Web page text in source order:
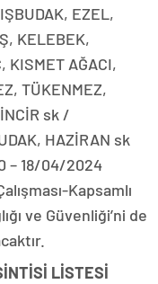
EZEL,
KELEBEK,
KISMET AĞACI,
TÜKENMEZ,
sk /
HAZİRAN sk
– 18/04/2024
Kapsamlı
ve Güvenliği’ni de
LİSTESİ